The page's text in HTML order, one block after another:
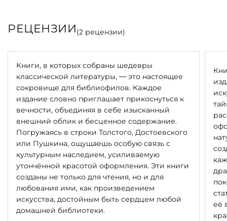
РЕЦЕНЗИИ(2 рецензии)
Книги, в которых собраны шедевры
классической литературы, — это настоящее
сокровище для библиофилов. Каждое
издание словно приглашает прикоснуться к
вечности, объединяя в себе изысканный
внешний облик и бесценное содержание.
Погружаясь в строки Толстого, Достоевского
или Пушкина, ощущаешь особую связь с
культурным наследием, усиливаемую
утончённой красотой оформления. Эти книги
созданы не только для чтения, но и для
любования ими, как произведением
искусства, достойным быть сердцем любой
домашней библиотеки.
её